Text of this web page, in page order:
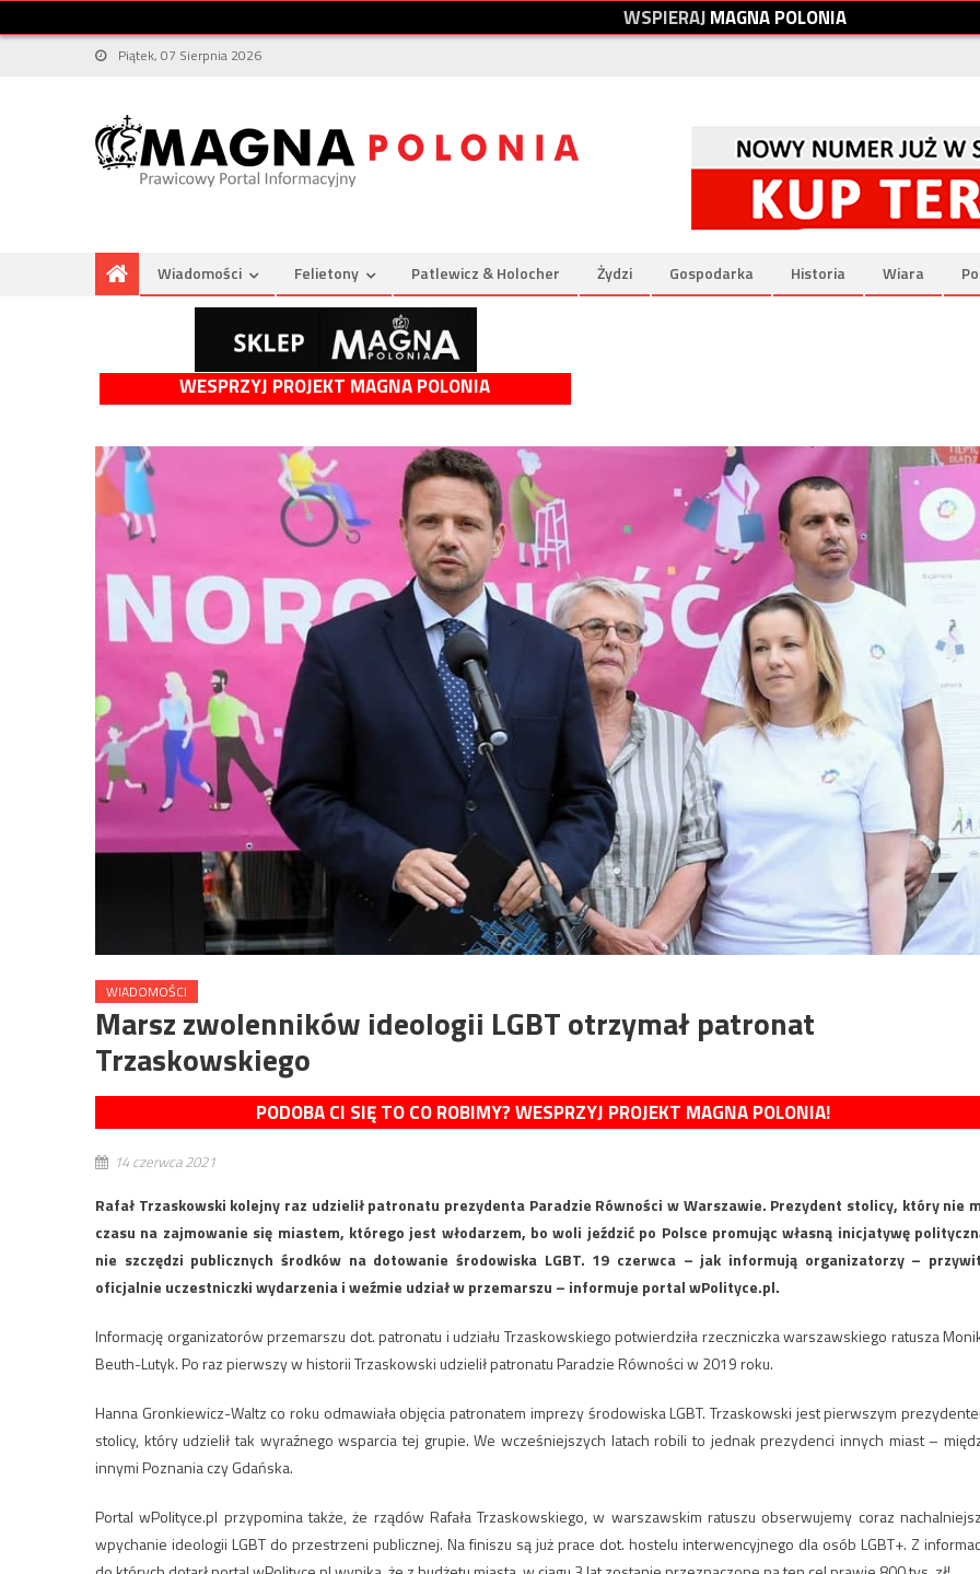
WSPIERAJMAGNAPOLONIA
Piątek, 07 Sierpnia 2026
Wiadomości Felietony Patlewicz & Holocher Żydzi Gospodarka Historia Wiara
WESPRZYJ PROJEKT MAGNA POLONIA
WIADOMOŚCI
Marsz zwolenników ideologii LGBT otrzymał patronat
Trzaskowskiego
PODOBA CI SIĘ TO CO ROBIMY? WESPRZYJ PROJEKT MAGNA POLONIA!
14 czerwca 2021
Rafał Trzaskowski kolejny raz udzielił patronatu prezydenta Paradzie Równości w Warszawie. Prezydent stolicy, który nie
czasu na zajmowanie się miastem, którego jest włodarzem, bo woli jeździć po Polsce promując własną inicjatywę
nie szczędzi publicznych środków na dotowanie środowiska LGBT. 19 czerwca – jak informują organizatorzy –
oficjalnie uczestniczki wydarzenia i weźmie udział w przemarszu – informuje portal wPolityce.pl.
Informację organizatorów przemarszu dot. patronatu i udziału Trzaskowskiego potwierdziła rzeczniczka warszawskiego ratusza
Beuth-Lutyk. Po raz pierwszy w historii Trzaskowski udzielił patronatu Paradzie Równości w 2019 roku.
Hanna Gronkiewicz-Waltz co roku odmawiała objęcia patronatem imprezy środowiska LGBT. Trzaskowski jest pierwszym
stolicy, który udzielił tak wyraźnego wsparcia tej grupie. We wcześniejszych latach robili to jednak prezydenci innych miast –
innymi Poznania czy Gdańska.
Portal wPolityce.pl przypomina także, że rządów Rafała Trzaskowskiego, w warszawskim ratuszu obserwujemy coraz
wpychanie ideologii LGBT do przestrzeni publicznej. Na finiszu są już prace dot. hostelu interwencyjnego dla osób LGBT+. Z